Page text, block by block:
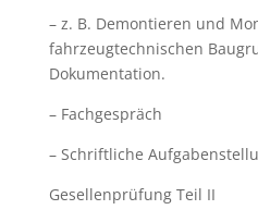
– z. B. Demontieren und
fahrzeugtechnischen
Dokumentation.
– Fachgespräch
– Schriftliche
Gesellenprüfung Teil II